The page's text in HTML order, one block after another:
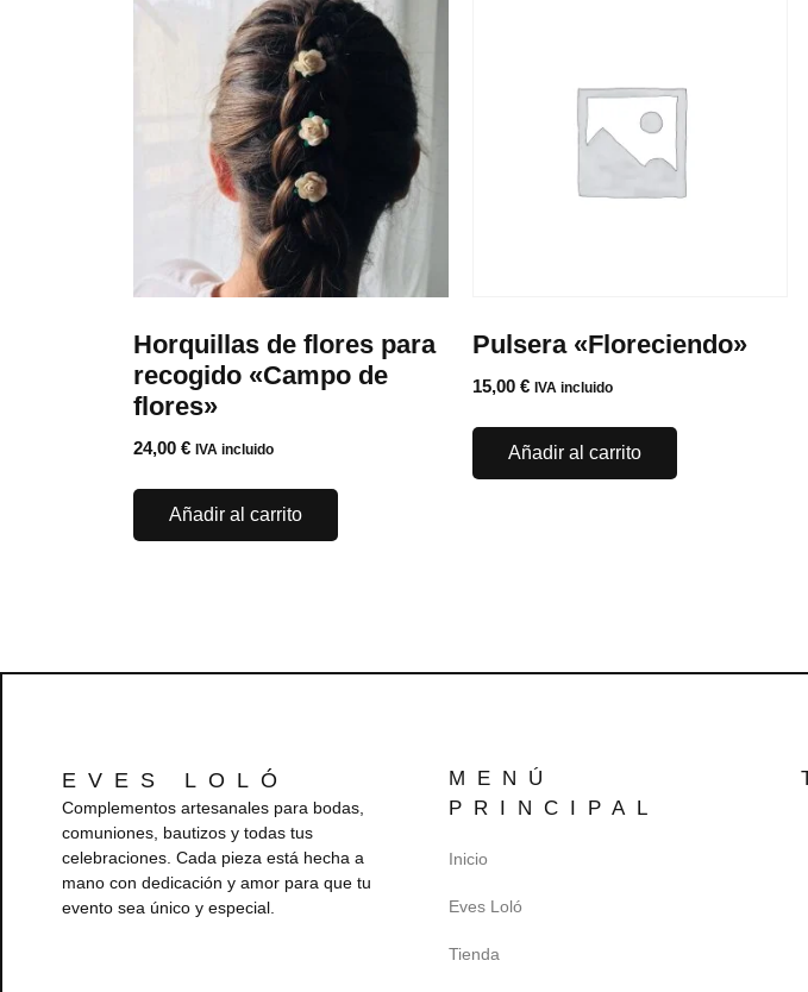
Horquillas de flores para
recogido «Campo de
flores»
24,00 € IVA incluido
Añadir al carrito
Pulsera «Floreciendo»
15,00 € IVA incluido
Añadir al carrito
EVES LOLÓ
Complementos artesanales para bodas,
comuniones, bautizos y todas tus
celebraciones. Cada pieza está hecha a
mano con dedicación y amor para que tu
evento sea único y especial.
MENÚ
PRINCIPAL
Inicio
Eves Loló
Tienda